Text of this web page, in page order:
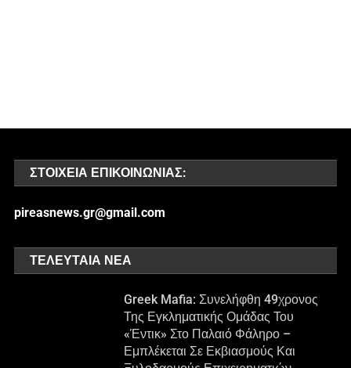
ΣΤΟΙΧΕΊΑ ΕΠΙΚΟΙΝΩΝΊΑΣ:
pireasnews.gr@gmail.com
ΤΕΛΕΥΤΑΊΑ ΝΈΑ
Greek Mafia: Συνελήφθη 49χρονος
Της Εγκληματικής Ομάδας Του
«Έντικ» Στο Παλαιό Φάληρο –
Εμπλέκεται Σε Εκβιασμούς Και